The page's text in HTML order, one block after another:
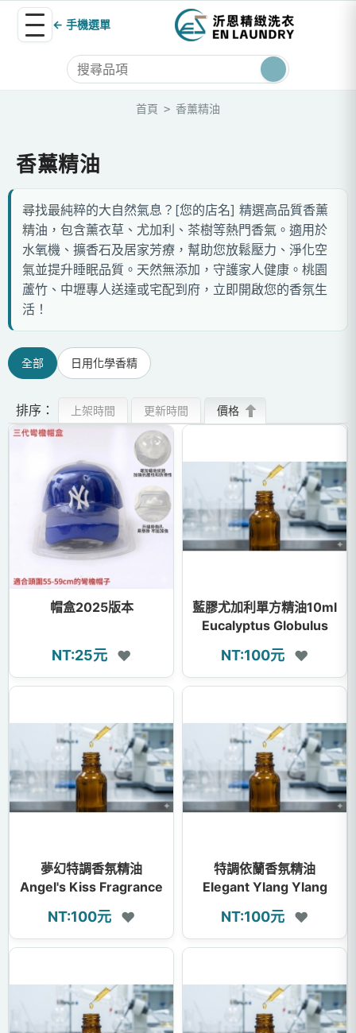
← 手機選單
首頁 > 香薰精油
香薰精油
尋找最純粹的大自然氣息？[您的店名] 精選高品質香薰
精油，包含薰衣草、尤加利、茶樹等熱門香氣。適用於
水氧機、擴香石及居家芳療，幫助您放鬆壓力、淨化空
氣並提升睡眠品質。天然無添加，守護家人健康。桃園
蘆竹、中壢專人送達或宅配到府，立即開啟您的香氛生
活！
全部 日用化學香精
排序： 上架時間 更新時間 價格
帽盒2025版本
NT:25元 ❤
藍膠尤加利單方精油10ml
Eucalyptus Globulus
NT:100元 ❤
夢幻特調香氛精油
Angel's Kiss Fragrance
NT:100元 ❤
特調依蘭香氛精油
Elegant Ylang Ylang
NT:100元 ❤